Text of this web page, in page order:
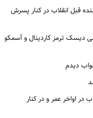
قبل انقلاب در کنار پسرش
دیسک ترمز کاردینال و آسمکو
دیدم
در اواخر عمر و در کنار